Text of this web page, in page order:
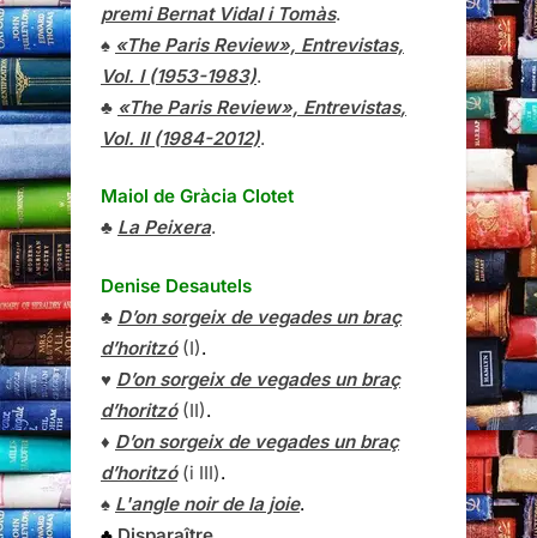
premi Bernat Vidal i Tomàs.
♠ «The Paris Review», Entrevistas,
Vol. I (1953-1983).
♣ «The Paris Review», Entrevistas,
Vol. II (1984-2012).
Maiol de Gràcia Clotet
♣ La Peixera.
Denise Desautels
♣ D’on sorgeix de vegades un braç
d’horitzó(I).
♥ D’on sorgeix de vegades un braç
d’horitzó(II).
♦ D’on sorgeix de vegades un braç
d’horitzó(i III).
♠ L'angle noir de la joie.